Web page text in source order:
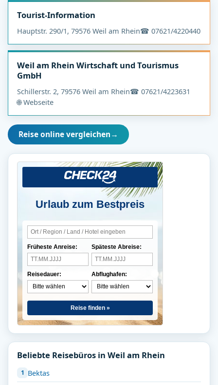
Tourist-Information
Hauptstr. 290/1, 79576 Weil am Rhein☎ 07621/4220440
Weil am Rhein Wirtschaft und Tourismus
GmbH
Schillerstr. 2, 79576 Weil am Rhein☎ 07621/4223631
🌐 Webseite
Reise online vergleichen→
Urlaub zum Bestpreis
Früheste Anreise:
Reisedauer:
Späteste Abreise:
Abflughafen:
Reise finden »
Beliebte Reisebüros in Weil am Rhein
Bektas